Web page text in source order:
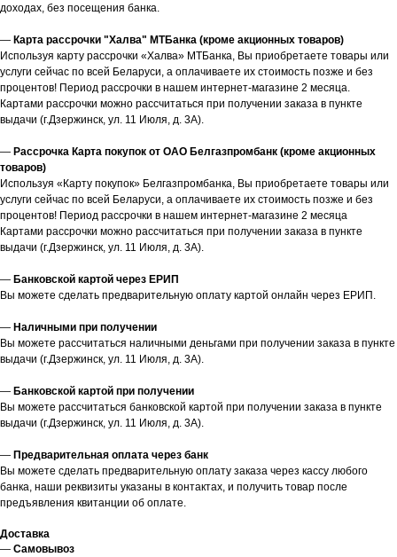
доходах, без посещения банка.
— Карта рассрочки "Халва" МТБанка (кроме акционных товаров)
Используя карту рассрочки «Халва» МТБанка, Вы приобретаете товары или
услуги сейчас по всей Беларуси, а оплачиваете их стоимость позже и без
процентов! Период рассрочки в нашем интернет-магазине 2 месяца.
Картами рассрочки можно рассчитаться при получении заказа в пункте
выдачи (г.Дзержинск, ул. 11 Июля, д. 3А).
— Рассрочка Карта покупок от ОАО Белгазпромбанк (кроме акционных
товаров)
Используя «Карту покупок» Белгазпромбанка, Вы приобретаете товары или
услуги сейчас по всей Беларуси, а оплачиваете их стоимость позже и без
процентов! Период рассрочки в нашем интернет-магазине 2 месяца
Картами рассрочки можно рассчитаться при получении заказа в пункте
выдачи (г.Дзержинск, ул. 11 Июля, д. 3А).
— Банковской картой через ЕРИП
Вы можете сделать предварительную оплату картой онлайн через ЕРИП.
— Наличными при получении
Вы можете рассчитаться наличными деньгами при получении заказа в пункте
выдачи (г.Дзержинск, ул. 11 Июля, д. 3А).
— Банковской картой при получении
Вы можете рассчитаться банковской картой при получении заказа в пункте
выдачи (г.Дзержинск, ул. 11 Июля, д. 3А).
— Предварительная оплата через банк
Вы можете сделать предварительную оплату заказа через кассу любого
банка, наши реквизиты указаны в контактах, и получить товар после
предъявления квитанции об оплате.
Доставка
— Самовывоз